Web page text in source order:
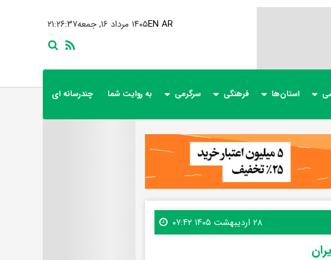
۲۱:۲۶:۳۹ ۱۴۰۵ مرداد ۱۶, جمعهEN AR
استان‌ها فرهنگی سرگرمی به روایت شما چندرسانه ای
۲۸ اردیبهشت ۱۴۰۵ ۰۷:۴۲